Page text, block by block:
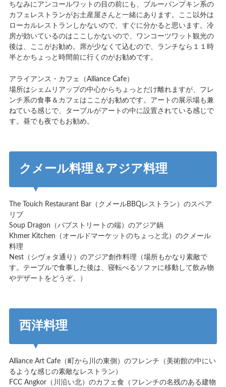
ちなみにアンコールワットの目の前にも、ブルーパンプキン系の
カフェレストランがお土産屋さんと一緒にあります。ここ以外は
ローカルレストランしかないので、すぐに分かると思います。冷
房が効いているのはここしかないので、ワンコーツワット観光の
後は、ここがお勧め。席が少なくて込むので、ランチなら１１時
半とかちょっと時間前に行くのがお勧めです。
アライアンス・カフェ（Alliance Cafe）
場所はシェムリアップの中心からちょっとだけ離れますが、フレ
ンチ系の食事＆カフェはここがお勧めです。アートの展示場も兼
ねている感じで、ターブルがアートの中に設置されている感じで
す。昼でも夜でもお勧め。
クメール料理＆アジア料理
The Touich Restaurant Bar（クメールBBQレストラン）のスペア
リブ
Soup Dragon（パブストリートの端）のアジア鍋
Khmer Kitchen（オールドマーケットのちょっと北）のクメール
料理
Nest（シヴォタ通り）のアジア創作料理（場所もかなり素敵で
す。テーブルで食事した後は、寝転べるソファに移動して飲み物
やデザートをどうぞ。）
西洋料理
Alliance Art Cafe（町から川の東側）のフレンチ（美術館の中にい
るような感じの素敵なレストラン）
FCC Angkor（川沿い北）のカフェ食（フレンチの名残のある建物